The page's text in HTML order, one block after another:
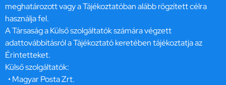
meghatározott vagy a Tájékoztatóban alább rögzített célra
használja fel.
A Társaság a Külső szolgáltatók számára végzett
adattovábbításról a Tájékoztató keretében tájékoztatja az
Érintetteket.
Külső szolgáltatók:
• Magyar Posta Zrt.